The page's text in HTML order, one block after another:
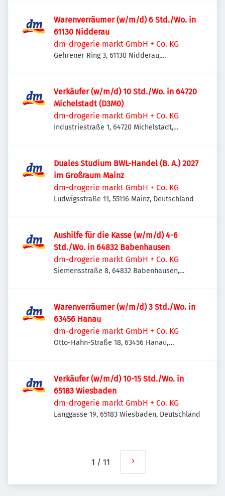
Warenverräumer (w/m/d) 6 Std./Wo. in
61130 Nidderau
dm-drogerie markt GmbH + Co. KG
Gehrener Ring 3, 61130 Nidderau,
Verkäufer (w/m/d) 10 Std./Wo. in 64720
Michelstadt (D3M0)
dm-drogerie markt GmbH + Co. KG
Industriestraße 1, 64720 Michelstadt,
Duales Studium BWL-Handel (B. A.) 2027
im Großraum Mainz
dm-drogerie markt GmbH + Co. KG
Ludwigsstraße 11, 55116 Mainz, Deutschland
Aushilfe für die Kasse (w/m/d) 4-6
Std./Wo. in 64832 Babenhausen
dm-drogerie markt GmbH + Co. KG
Siemensstraße 8, 64832 Babenhausen,
Warenverräumer (w/m/d) 3 Std./Wo. in
63456 Hanau
dm-drogerie markt GmbH + Co. KG
Otto-Hahn-Straße 18, 63456 Hanau,
Verkäufer (w/m/d) 10-15 Std./Wo. in
65183 Wiesbaden
dm-drogerie markt GmbH + Co. KG
Langgasse 19, 65183 Wiesbaden, Deutschland
1 / 11